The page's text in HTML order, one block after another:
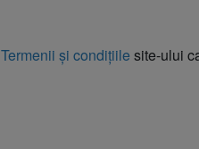
Termenii și condițiile site-ului